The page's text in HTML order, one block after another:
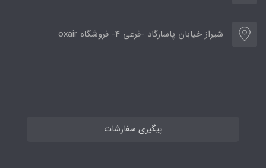
شیراز خیابان پاسارگاد -فرعی 4- فروشگاه oxair
پیگیری سفارشات